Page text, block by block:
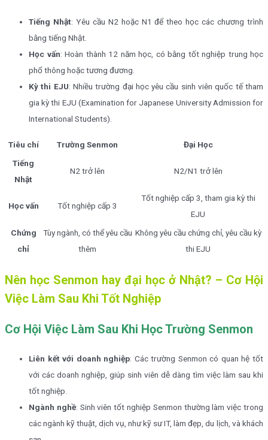
Tiếng Nhật: Yêu cầu N2 hoặc N1 để theo học các chương trình
bằng tiếng Nhật.
Học vấn: Hoàn thành 12 năm học, có bằng tốt nghiệp trung học
phổ thông hoặc tương đương.
Kỳ thi EJU: Nhiều trường đại học yêu cầu sinh viên quốc tế tham
gia kỳ thi EJU (Examination for Japanese University Admission for
International Students).
Tiêu chí Trường Senmon
Đại Học
Tiếng
Nhật
N2 trở lên N2/N1 trở lên
Học vấn Tốt nghiệp cấp 3
Tốt nghiệp cấp 3, tham gia kỳ thi
EJU
Chứng
chỉ
Tùy ngành, có thể yêu cầu
thêm
Không yêu cầu chứng chỉ, yêu cầu kỳ
thi EJU
Nên học Senmon hay đại học ở Nhật? – Cơ Hội
Việc Làm Sau Khi Tốt Nghiệp
Cơ Hội Việc Làm Sau Khi Học Trường Senmon
Liên kết với doanh nghiệp: Các trường Senmon có quan hệ tốt
với các doanh nghiệp, giúp sinh viên dễ dàng tìm việc làm sau khi
tốt nghiệp.
Ngành nghề: Sinh viên tốt nghiệp Senmon thường làm việc trong
các ngành kỹ thuật, dịch vụ, như kỹ sư IT, làm đẹp, du lịch, và khách